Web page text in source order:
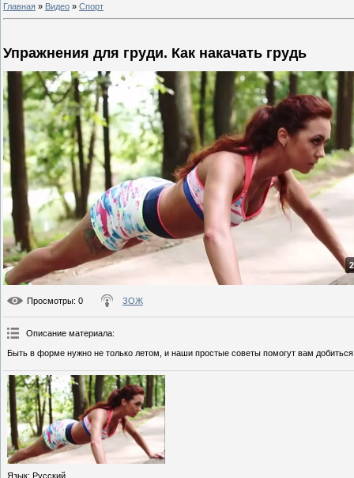
Главная » Видео » Спорт
Упражнения для груди. Как накачать грудь
Просмотры: 0 ЗОЖ
Описание материала:
Быть в форме нужно не только летом, и наши простые советы помогут вам добиться
Язык: Русский